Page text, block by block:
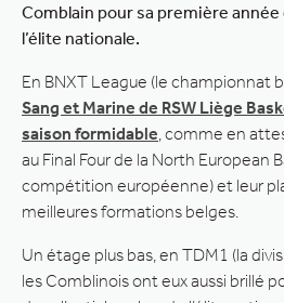
Comblain pour sa première année
l’élite nationale.
En BNXT League (le championnat
Sang et Marine de RSW Liège
saison formidable , comme en
au Final Four de la North European
compétition européenne) et leur
meilleures formations belges.
Un étage plus bas, en TDM1 (la
les Comblinois ont eux aussi brillé